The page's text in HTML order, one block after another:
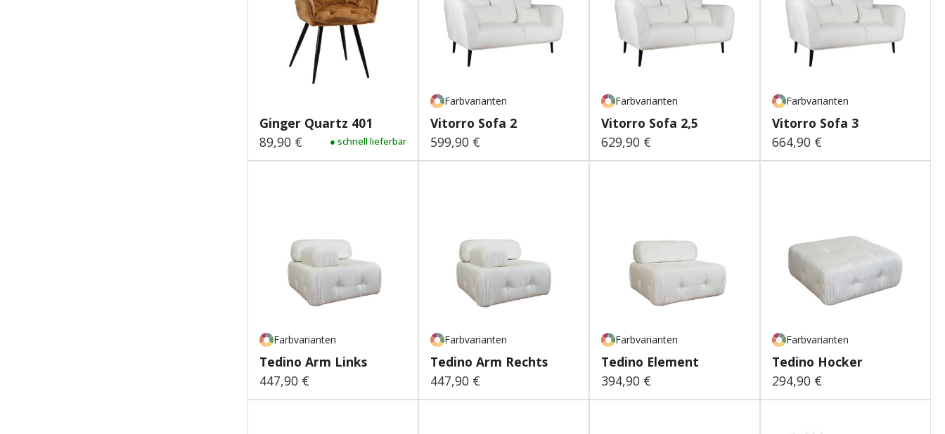
Ginger Quartz 401
Regulärer Preis:
89,90 € ● schnell lieferbar
Farbvarianten
Vitorro Sofa 2
Regulärer Preis:
599,90 €
Farbvarianten
Vitorro Sofa 2,5
Regulärer Preis:
629,90 €
Farbvarianten
Vitorro Sofa 3
Regulärer Preis:
664,90 €
Farbvarianten
Tedino Arm Links
Regulärer Preis:
447,90 €
Farbvarianten
Tedino Arm Rechts
Regulärer Preis:
447,90 €
Farbvarianten
Tedino Element
Regulärer Preis:
394,90 €
Farbvarianten
Tedino Hocker
Regulärer Preis:
294,90 €